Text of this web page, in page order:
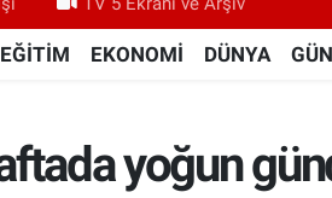
EĞİTİM EKONOMİ DÜNYA
yoğun